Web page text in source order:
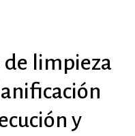
de limpieza
y